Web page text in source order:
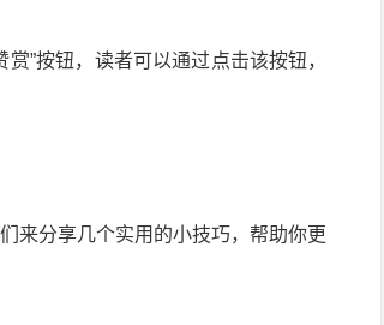
”按钮，读者可以通过点击该按钮，
来分享几个实用的小技巧，帮助你更